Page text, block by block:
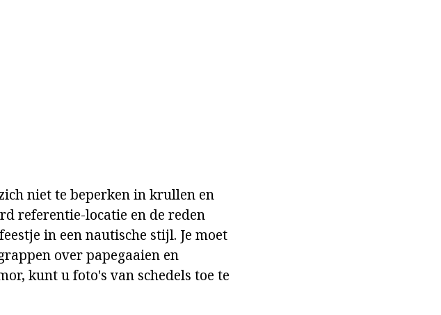
niet te beperken in krullen en
referentie-locatie en de reden
in een nautische stijl. Je moet
over papegaaien en
kunt u foto's van schedels toe te